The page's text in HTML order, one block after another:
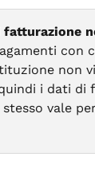
con
non
i dati di
vale